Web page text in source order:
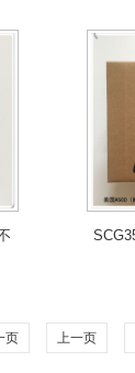
页 上一页